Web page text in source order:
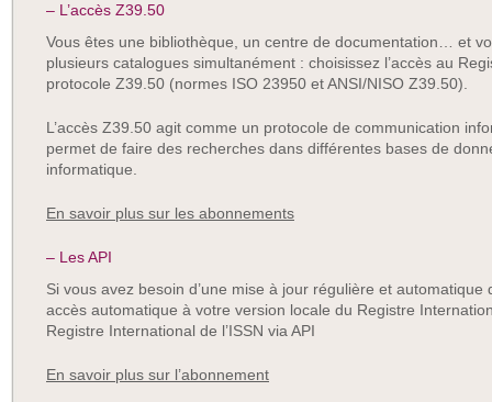
– L’accès Z39.50
Vous êtes une bibliothèque, un centre de documentation… et
plusieurs catalogues simultanément : choisissez l’accès au
protocole Z39.50 (normes ISO 23950 et ANSI/NISO Z39.50).
L’accès Z39.50 agit comme un protocole de communication
permet de faire des recherches dans différentes bases de
informatique.
En savoir plus sur les abonnements
– Les API
Si vous avez besoin d’une mise à jour régulière et automatique
accès automatique à votre version locale du Registre
Registre International de l’ISSN via API
En savoir plus sur l’abonnement